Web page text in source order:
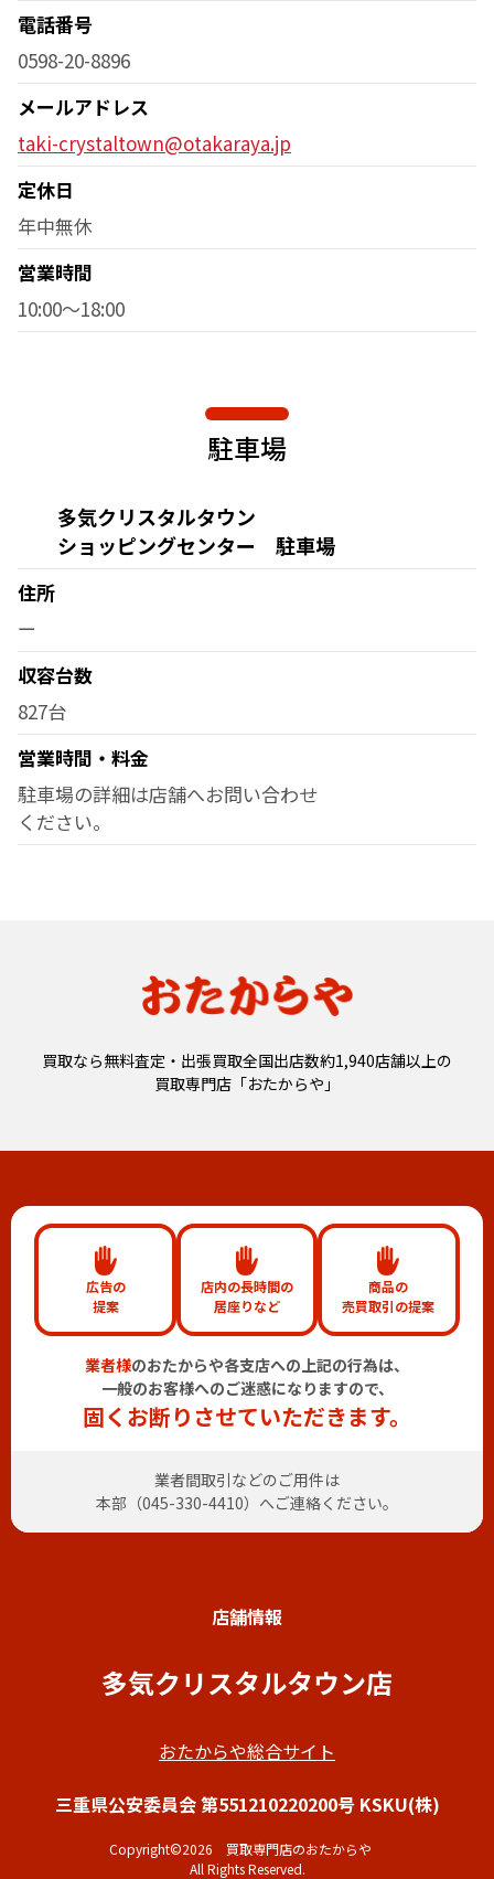
電話番号
0598-20-8896
メールアドレス
taki-crystaltown@otakaraya.jp
定休日
年中無休
営業時間
10:00～18:00
駐車場
多気クリスタルタウン
ショッピングセンター 駐車場
住所
ー
収容台数
827台
営業時間・料金
駐車場の詳細は店舗へお問い合わせ
ください。
買取なら無料査定・出張買取全国出店数約1,940店舗以上の
買取専門店「おたからや」
広告の
提案
店内の長時間の
居座りなど
商品の
売買取引の提案
業者様のおたからや各支店への上記の行為は、
一般のお客様へのご迷惑になりますので、
固くお断りさせていただきます。
業者間取引などのご用件は
本部（045-330-4410）へご連絡ください。
店舗情報
多気クリスタルタウン店
おたからや総合サイト
三重県公安委員会 第551210220200号 KSKU(株)
Copyright©2026 買取専門店のおたからや
All Rights Reserved.